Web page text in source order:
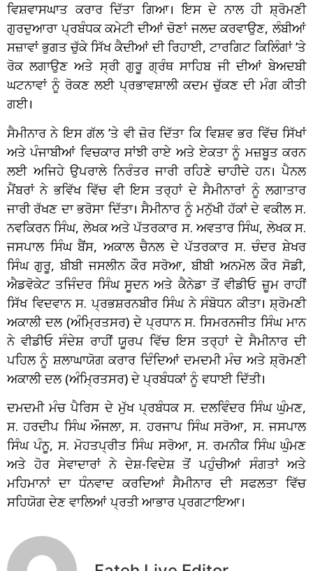
ਵਿਸ਼ਵਾਸਘਾਤ ਕਰਾਰ ਦਿੱਤਾ ਗਿਆ। ਇਸ ਦੇ ਨਾਲ ਹੀ ਸ਼੍ਰੋਮਣੀ
ਗੁਰਦੁਆਰਾ ਪ੍ਰਬੰਧਕ ਕਮੇਟੀ ਦੀਆਂ ਚੋਣਾਂ ਜਲਦ ਕਰਵਾਉਣ, ਲੰਬੀਆਂ
ਸਜ਼ਾਵਾਂ ਭੁਗਤ ਚੁੱਕੇ ਸਿੱਖ ਕੈਦੀਆਂ ਦੀ ਰਿਹਾਈ, ਟਾਰਗਿਟ ਕਿਲਿੰਗਾਂ ’ਤੇ
ਰੋਕ ਲਗਾਉਣ ਅਤੇ ਸ੍ਰੀ ਗੁਰੂ ਗ੍ਰੰਥ ਸਾਹਿਬ ਜੀ ਦੀਆਂ ਬੇਅਦਬੀ
ਘਟਨਾਵਾਂ ਨੂੰ ਰੋਕਣ ਲਈ ਪ੍ਰਭਾਵਸ਼ਾਲੀ ਕਦਮ ਚੁੱਕਣ ਦੀ ਮੰਗ ਕੀਤੀ
ਗਈ।
ਸੈਮੀਨਾਰ ਨੇ ਇਸ ਗੱਲ ’ਤੇ ਵੀ ਜ਼ੋਰ ਦਿੱਤਾ ਕਿ ਵਿਸ਼ਵ ਭਰ ਵਿੱਚ ਸਿੱਖਾਂ
ਅਤੇ ਪੰਜਾਬੀਆਂ ਵਿਚਕਾਰ ਸਾਂਝੀ ਰਾਏ ਅਤੇ ਏਕਤਾ ਨੂੰ ਮਜ਼ਬੂਤ ਕਰਨ
ਲਈ ਅਜਿਹੇ ਉਪਰਾਲੇ ਨਿਰੰਤਰ ਜਾਰੀ ਰਹਿਣੇ ਚਾਹੀਦੇ ਹਨ। ਪੈਨਲ
ਮੈਂਬਰਾਂ ਨੇ ਭਵਿੱਖ ਵਿੱਚ ਵੀ ਇਸ ਤਰ੍ਹਾਂ ਦੇ ਸੈਮੀਨਾਰਾਂ ਨੂੰ ਲਗਾਤਾਰ
ਜਾਰੀ ਰੱਖਣ ਦਾ ਭਰੋਸਾ ਦਿੱਤਾ। ਸੈਮੀਨਾਰ ਨੂੰ ਮਨੁੱਖੀ ਹੱਕਾਂ ਦੇ ਵਕੀਲ ਸ.
ਨਵਕਿਰਨ ਸਿੰਘ, ਲੇਖਕ ਅਤੇ ਪੱਤਰਕਾਰ ਸ. ਅਵਤਾਰ ਸਿੰਘ, ਲੇਖਕ ਸ.
ਜਸਪਾਲ ਸਿੰਘ ਬੈਂਸ, ਅਕਾਲ ਚੈਨਲ ਦੇ ਪੱਤਰਕਾਰ ਸ. ਚੰਦਰ ਸ਼ੇਖਰ
ਸਿੰਘ ਗੁਰੂ, ਬੀਬੀ ਜਸਲੀਨ ਕੌਰ ਸਰੋਆ, ਬੀਬੀ ਅਨਮੋਲ ਕੌਰ ਸੋਡੀ,
ਐਡਵੋਕੇਟ ਤਜਿੰਦਰ ਸਿੰਘ ਸੂਦਨ ਅਤੇ ਕੈਨੇਡਾ ਤੋਂ ਵੀਡੀਓ ਜ਼ੂਮ ਰਾਹੀਂ
ਸਿੱਖ ਵਿਦਵਾਨ ਸ. ਪ੍ਰਭਸ਼ਰਨਬੀਰ ਸਿੰਘ ਨੇ ਸੰਬੋਧਨ ਕੀਤਾ। ਸ਼੍ਰੋਮਣੀ
ਅਕਾਲੀ ਦਲ (ਅੰਮ੍ਰਿਤਸਰ) ਦੇ ਪ੍ਰਧਾਨ ਸ. ਸਿਮਰਨਜੀਤ ਸਿੰਘ ਮਾਨ
ਨੇ ਵੀਡੀਓ ਸੰਦੇਸ਼ ਰਾਹੀਂ ਯੂਰਪ ਵਿੱਚ ਇਸ ਤਰ੍ਹਾਂ ਦੇ ਸੈਮੀਨਾਰ ਦੀ
ਪਹਿਲ ਨੂੰ ਸ਼ਲਾਘਾਯੋਗ ਕਰਾਰ ਦਿੰਦਿਆਂ ਦਮਦਮੀ ਮੰਚ ਅਤੇ ਸ਼੍ਰੋਮਣੀ
ਅਕਾਲੀ ਦਲ (ਅੰਮ੍ਰਿਤਸਰ) ਦੇ ਪ੍ਰਬੰਧਕਾਂ ਨੂੰ ਵਧਾਈ ਦਿੱਤੀ।
ਦਮਦਮੀ ਮੰਚ ਪੈਰਿਸ ਦੇ ਮੁੱਖ ਪ੍ਰਬੰਧਕ ਸ. ਦਲਵਿੰਦਰ ਸਿੰਘ ਘੁੰਮਣ,
ਸ. ਹਰਦੀਪ ਸਿੰਘ ਔਜਲਾ, ਸ. ਹਰਜਾਪ ਸਿੰਘ ਸਰੋਆ, ਸ. ਜਸਪਾਲ
ਸਿੰਘ ਪੰਨੂ, ਸ. ਮੋਹਤਪ੍ਰੀਤ ਸਿੰਘ ਸਰੋਆ, ਸ. ਰਮਨੀਕ ਸਿੰਘ ਘੁੰਮਣ
ਅਤੇ ਹੋਰ ਸੇਵਾਦਾਰਾਂ ਨੇ ਦੇਸ਼-ਵਿਦੇਸ਼ ਤੋਂ ਪਹੁੰਚੀਆਂ ਸੰਗਤਾਂ ਅਤੇ
ਮਹਿਮਾਨਾਂ ਦਾ ਧੰਨਵਾਦ ਕਰਦਿਆਂ ਸੈਮੀਨਾਰ ਦੀ ਸਫਲਤਾ ਵਿੱਚ
ਸਹਿਯੋਗ ਦੇਣ ਵਾਲਿਆਂ ਪ੍ਰਤੀ ਆਭਾਰ ਪ੍ਰਗਟਾਇਆ।